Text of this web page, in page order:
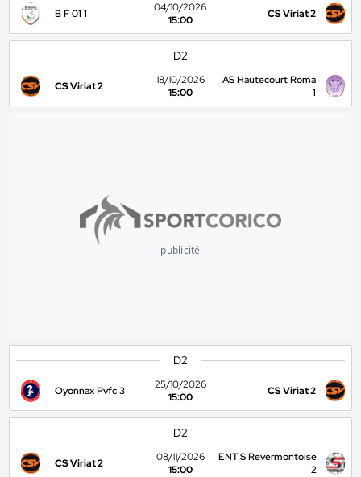
B F 01 1
04/10/2026
15:00
CS Viriat 2
D2
CS Viriat 2
18/10/2026
15:00
AS Hautecourt Roma
1
publicité
D2
Oyonnax Pvfc 3
25/10/2026
15:00
CS Viriat 2
D2
CS Viriat 2
08/11/2026
15:00
ENT.S Revermontoise
2